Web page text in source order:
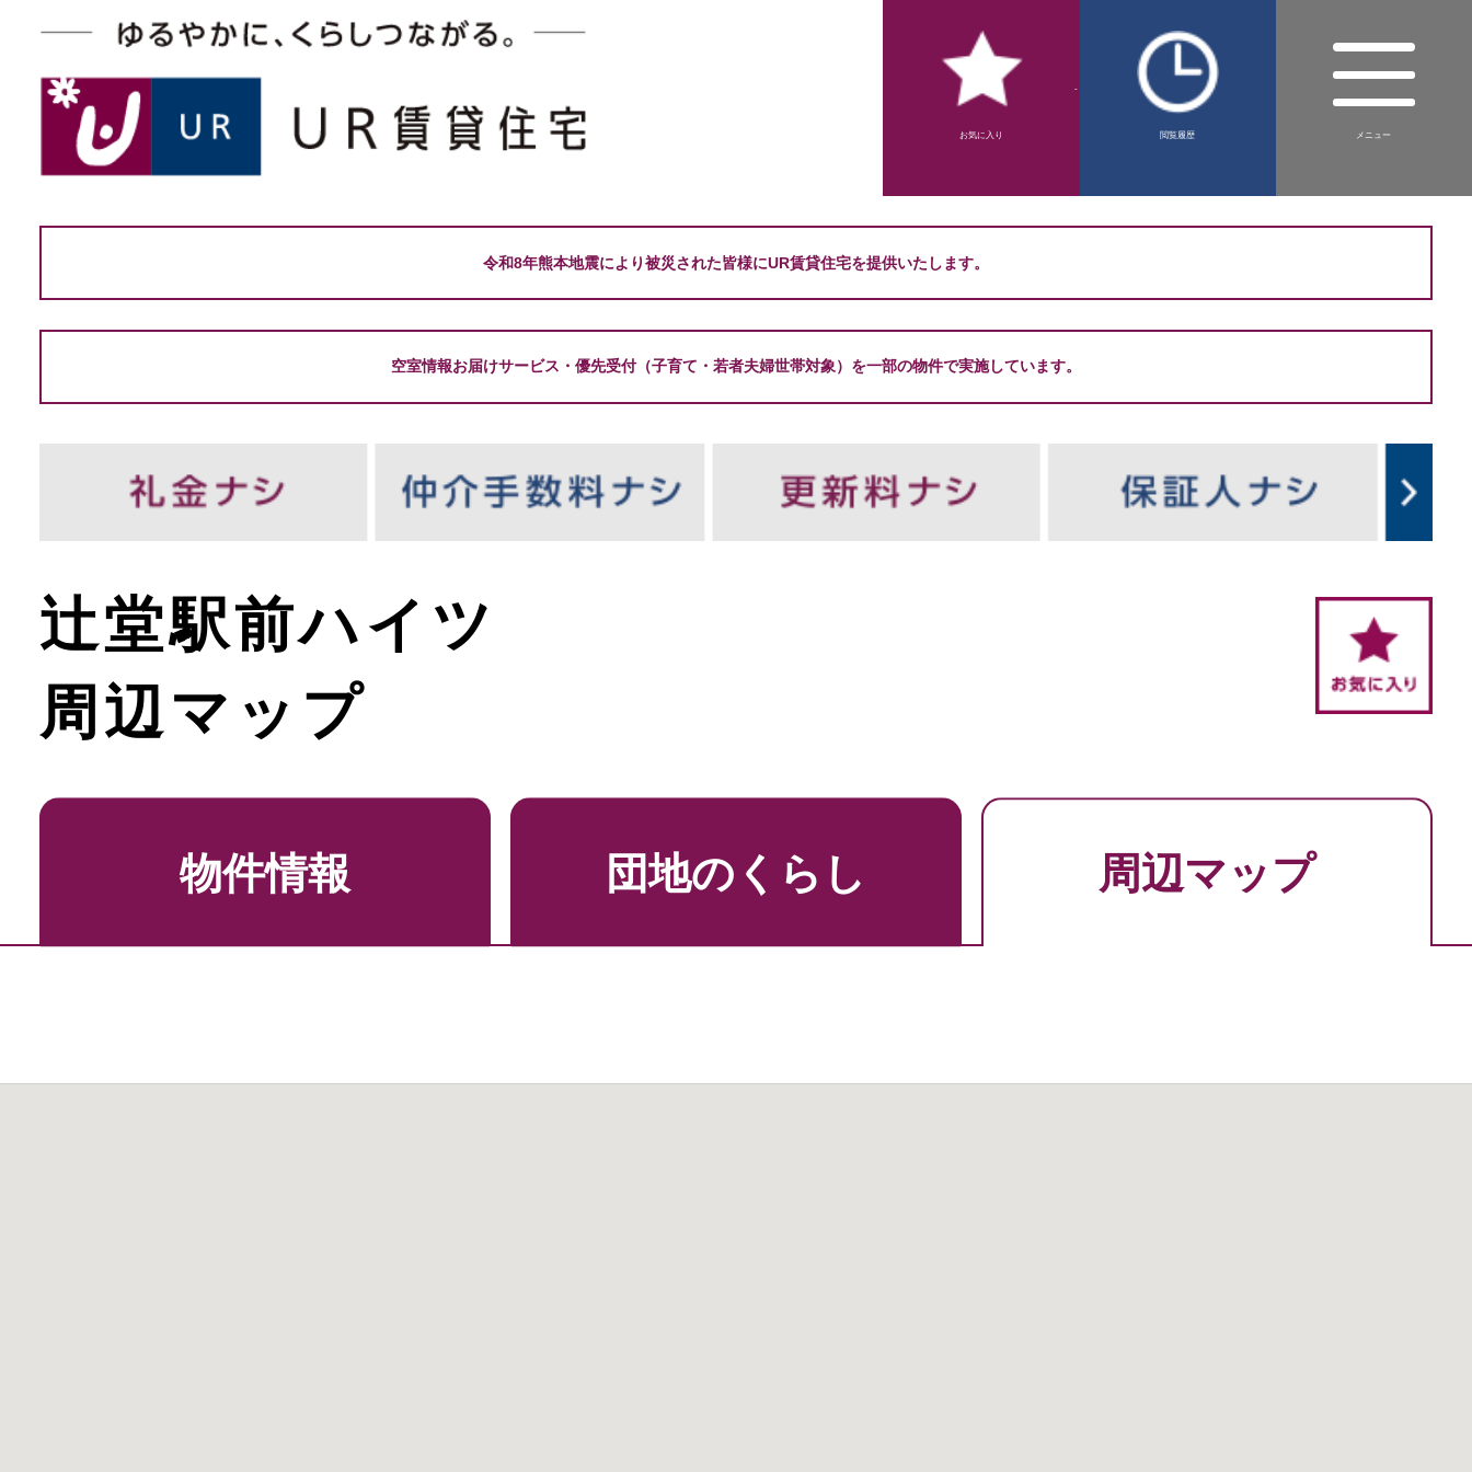
お気に入り
-
閲覧履歴 メニュー
令和8年熊本地震により被災された皆様にUR賃貸住宅を提供いたします。
空室情報お届けサービス・優先受付（子育て・若者夫婦世帯対象）を一部の物件で実施しています。
辻堂駅前ハイツ
周辺マップ
物件情報 団地のくらし 周辺マップ